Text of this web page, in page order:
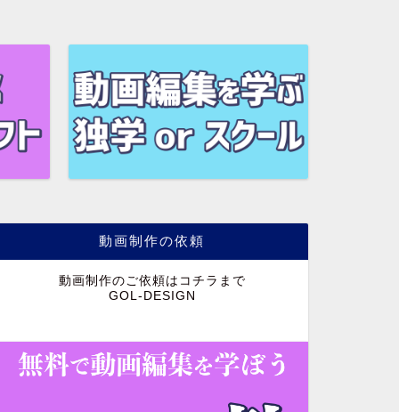
動画制作の依頼
動画制作のご依頼はコチラまで
GOL-DESIGN